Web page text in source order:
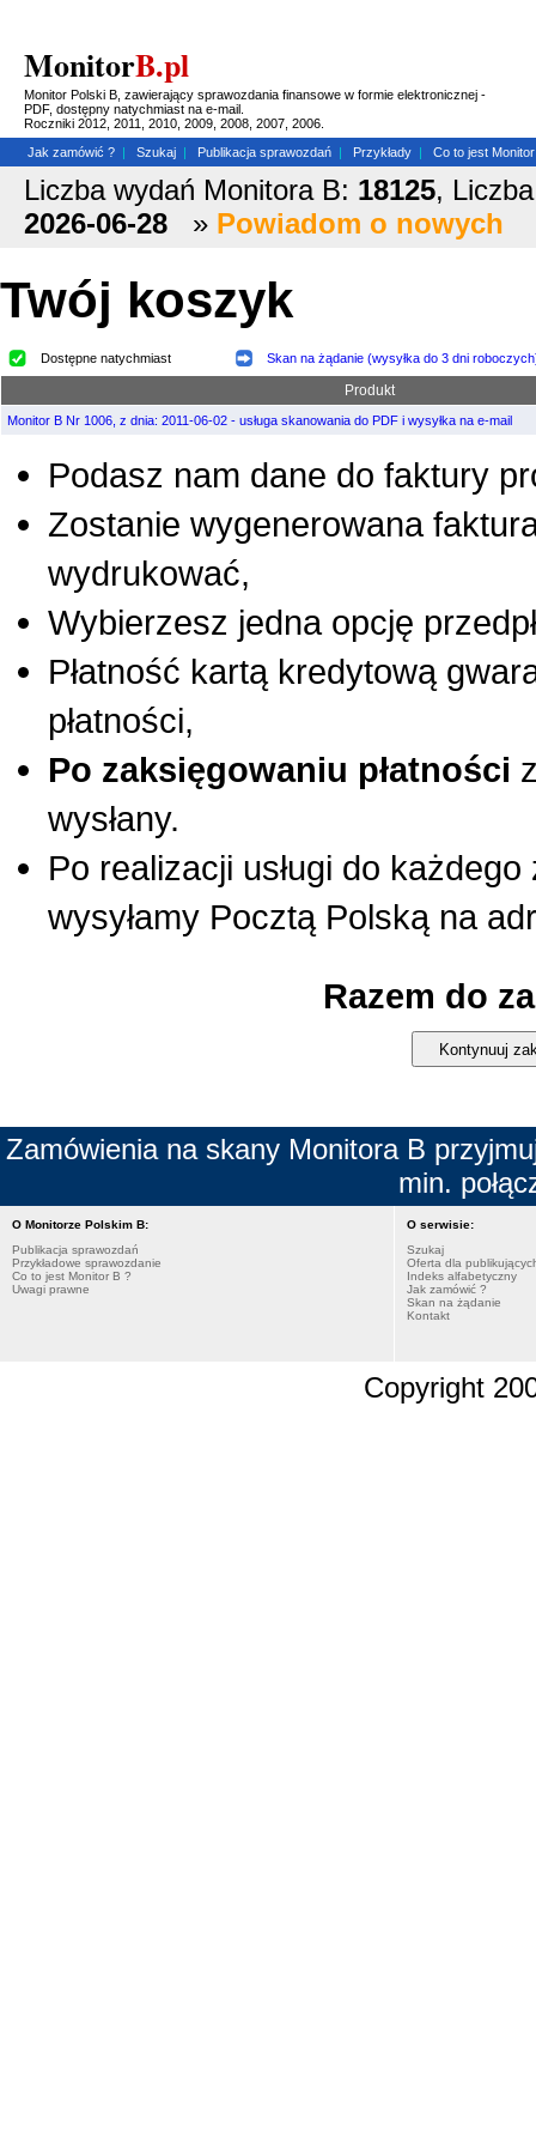
MonitorB.pl
Monitor Polski B, zawierający sprawozdania finansowe w formie elektronicznej -
PDF, dostępny natychmiast na e-mail.
Roczniki 2012, 2011, 2010, 2009, 2008, 2007, 2006.
Jak zamówić ? | Szukaj | Publikacja sprawozdań | Przykłady | Co to jest
Liczba wydań Monitora B: 18125,
2026-06-28 » Powiadom o nowych
Twój koszyk
Dostępne natychmiast Skan na żądanie (wysyłka do 3 dni
Produkt
Monitor B Nr 1006, z dnia: 2011-06-02 - usługa skanowania do PDF i wysyłka na e-mail
Podasz nam dane do faktury
Zostanie wygenerowana
wydrukować,
Wybierzesz jedna opcję
Płatność kartą kredytową
płatności,
Po zaksięgowaniu płatności
wysłany.
Po realizacji usługi do
wysyłamy Pocztą Polską na
Razem do
Zamówienia na skany Monitora B
min.
O Monitorze Polskim B:
Publikacja sprawozdań
Przykładowe sprawozdanie
Co to jest Monitor B ?
Uwagi prawne
O serwisie:
Szukaj
Oferta dla
Indeks alfabetyczny
Jak zamówić ?
Skan na żądanie
Kontakt
Copyright